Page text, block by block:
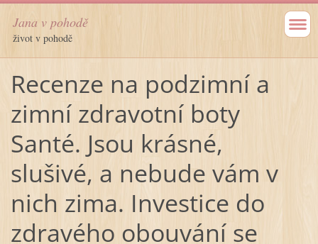
Jana v pohodě
život v pohodě
Recenze na podzimní a
zimní zdravotní boty
Santé. Jsou krásné,
slušivé, a nebude vám v
nich zima. Investice do
zdravého obouvání se